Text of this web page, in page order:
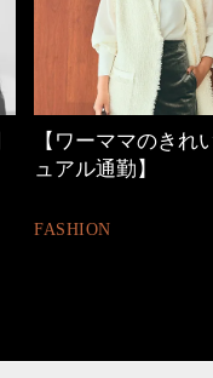
働く女性のバッグ